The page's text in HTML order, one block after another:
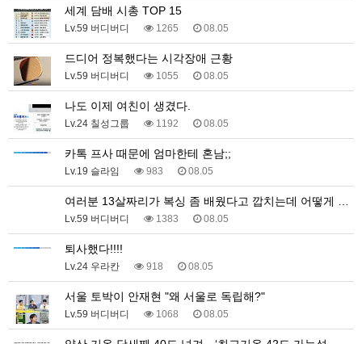
세계 담배 시총 TOP 15
Lv.59 버디버디 1265 08.05
드디어 정복했다는 시각장애 근황
Lv.59 버디버디 1055 08.05
나도 이제 여친이 생겼다.
Lv.24 칠성그룹 1192 08.05
카톡 프사 때문에 엄마한테 혼남;;
Lv.19 슬라임 983 08.05
여러분 13살짜리가 복싱 좀 배웠다고 깝치는데 어떻게 …
Lv.59 버디버디 1383 08.05
퇴사했다!!!!
Lv.24 우라칸 918 08.05
서울 토박이 안재현 "왜 서울로 독립해?"
Lv.59 버디버디 1068 08.05